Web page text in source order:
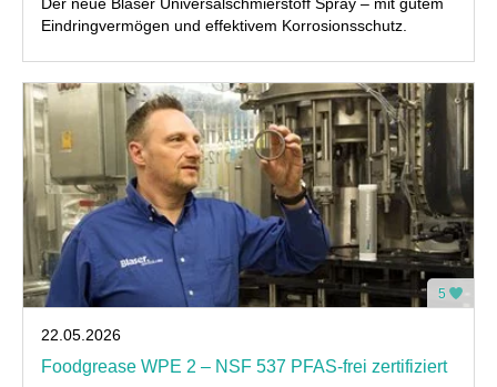
Eindringvermögen und effektivem Korrosionsschutz.
5
22.05.2026
Foodgrease WPE 2 – NSF 537 PFAS-frei zertifiziert